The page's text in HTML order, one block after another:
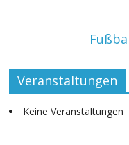
Veranstaltungen
Keine Veranstaltungen